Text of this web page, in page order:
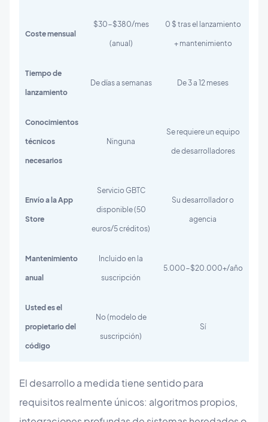
Coste mensual
$30-$380/mes
(anual)
0 $ tras el lanzamiento
+ mantenimiento
Tiempo de
lanzamiento
De días a semanas De 3 a 12 meses
Conocimientos
técnicos
necesarios
Ninguna
Se requiere un equipo
de desarrolladores
Envío a la App
Store
Servicio GBTC
disponible (50
euros/5 créditos)
Su desarrollador o
agencia
Mantenimiento
anual
Incluido en la
suscripción
5.000-$20.000+/año
Usted es el
propietario del
código
No (modelo de
suscripción)
Sí
El desarrollo a medida tiene sentido para
requisitos realmente únicos: algoritmos propios,